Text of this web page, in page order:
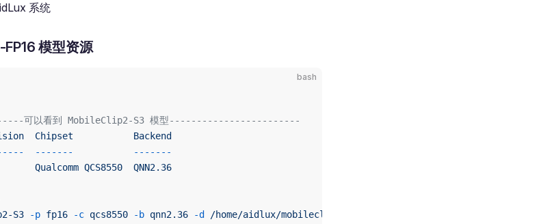
系统
模型资源
bash
可以看到 MobileClip2-S3 模型------------------------
  Chipset
           Backend
  -------
           -------
Qualcomm
QCS8550
  QNN2.36
S3 -p fp16 -c qcs8550 -b qnn2.36 -d
/home/aidlux/mobileclip2-s3